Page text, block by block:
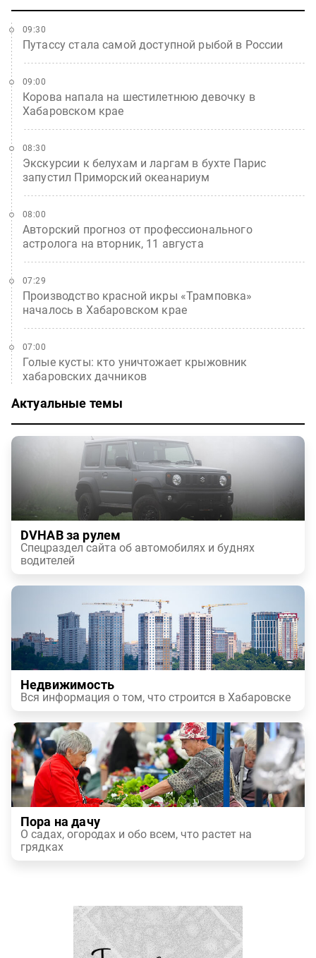
Путассу стала самой доступной рыбой в России
09:30
Корова напала на шестилетнюю девочку в
Хабаровском крае
09:00
Экскурсии к белухам и ларгам в бухте Парис
запустил Приморский океанариум
08:30
Авторский прогноз от профессионального
астролога на вторник, 11 августа
08:00
Производство красной икры «Трамповка»
началось в Хабаровском крае
07:29
Голые кусты: кто уничтожает крыжовник
хабаровских дачников
07:00
Актуальные темы
DVHAB за рулем
Спецраздел сайта об автомобилях и буднях
водителей
Недвижимость
Вся информация о том, что строится в Хабаровске
Пора на дачу
О садах, огородах и обо всем, что растет на
грядках